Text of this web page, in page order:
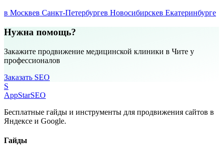
в Москвев Санкт-Петербургев Новосибирскев Екатеринбурге
Нужна помощь?
Закажите продвижение медицинской клиники в Чите у
профессионалов
Заказать SEO
S
AppStarSEO
Бесплатные гайды и инструменты для продвижения сайтов в
Яндексе и Google.
Гайды